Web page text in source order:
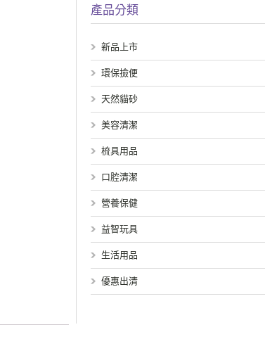
產品分類
新品上市
環保撿便
天然貓砂
美容清潔
梳具用品
口腔清潔
營養保健
益智玩具
生活用品
優惠出清